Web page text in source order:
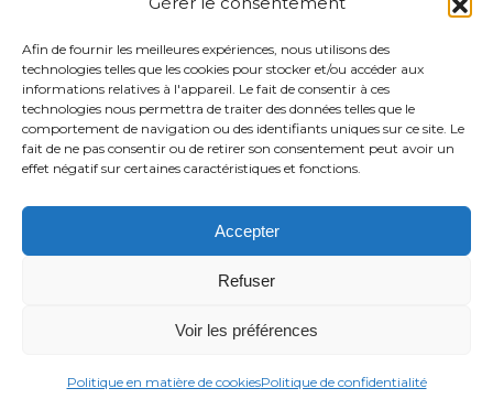
Afin de fournir les meilleures expériences, nous utilisons des
technologies telles que les cookies pour stocker et/ou accéder aux
informations relatives à l'appareil. Le fait de consentir à ces
technologies nous permettra de traiter des données telles que le
comportement de navigation ou des identifiants uniques sur ce site. Le
fait de ne pas consentir ou de retirer son consentement peut avoir un
effet négatif sur certaines caractéristiques et fonctions.
Accepter
Refuser
Voir les préférences
Politique en matière de cookiesPolitique de confidentialité
© 2026 True Fitness. All Rights Reserved
confidentialité
d'utilisation
Déclaration d'accessibilité